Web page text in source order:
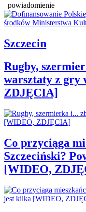
powiadomienie
Szczecin
Rugby,
warsztaty z gry
ZDJĘCIA]
Co przyciąga
Szczeciński?
[WIDEO,